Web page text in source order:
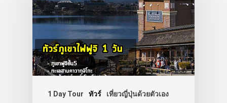
1 Day Tour ทัวร์ เที่ยวญี่ปุ่นด้วยตัวเอง